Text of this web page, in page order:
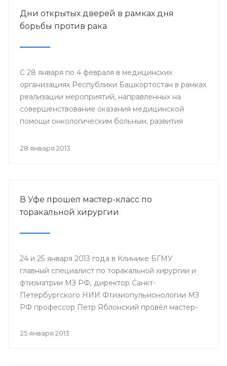
Дни открытых дверей в рамках дня
борьбы против рака
С 28 января по 4 февраля в медицинских
организациях Республики Башкортостан в рамках
реализации мероприятий, направленных на
совершенствование оказания медицинской
помощи онкологическим больным, развития
поддержки инициативы «Международного союза
28 января 2013
В Уфе прошел мастер-класс по
торакальной хирургии
24 и 25 января 2013 года в Клинике БГМУ
главный специалист по торакальной хирургии и
фтизиатрии МЗ РФ, директор Санкт-
Петербургского НИИ Фтизиопульмонологии МЗ
РФ профессор Петр Яблонский провёл мастер-
доступы в торакальной хирургии». С новыми
25 января 2013